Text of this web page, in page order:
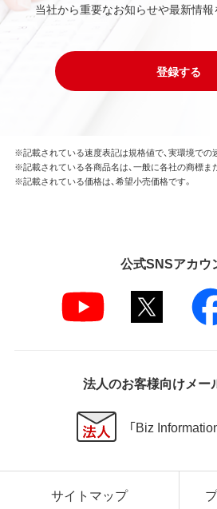
当社から重要なお知らせや最新情報
登録する
※記載されている速度表記は規格値で、実環境での
※記載されている各商品名は、一般に各社の商標ま
※記載されている価格は、希望小売価格です。
公式SNSアカウ
法人のお客様向けメー
「Biz
サイトマップ